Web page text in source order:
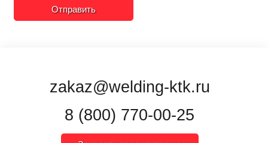
Отправить
zakaz@welding-ktk.ru
8 (800) 770-00-25